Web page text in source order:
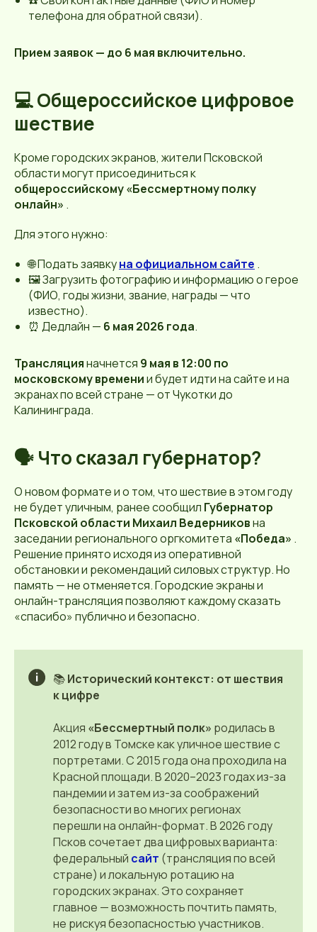
телефона для обратной связи).
Прием заявок — до 6 мая включительно.
💻 Общероссийское цифровое
шествие
Кроме городских экранов, жители Псковской
области могут присоединиться к
общероссийскому «Бессмертному полку
онлайн» .
Для этого нужно:
🌐 Подать заявкуна официальном сайте .
🖼 Загрузить фотографию и информацию о герое
(ФИО, годы жизни, звание, награды — что
известно).
⏰ Дедлайн — 6 мая 2026 года.
Трансляцияначнется 9 мая в 12:00 по
московскому времении будет идти на сайте и на
экранах по всей стране — от Чукотки до
Калининграда.
🗣 Что сказал губернатор?
О новом формате и о том, что шествие в этом году
не будет уличным, ранее сообщил Губернатор
Псковской области Михаил Ведерниковна
заседании регионального оргкомитета «Победа» .
Решение принято исходя из оперативной
обстановки и рекомендаций силовых структур. Но
память — не отменяется. Городские экраны и
онлайн-трансляция позволяют каждому сказать
«спасибо» публично и безопасно.
📚Исторический контекст: от шествия
к цифре
Акция «Бессмертный полк» родилась в
2012 году в Томске как уличное шествие с
портретами. С 2015 года она проходила на
Красной площади. В 2020–2023 годах из-за
пандемии и затем из-за соображений
безопасности во многих регионах
перешли на онлайн-формат. В 2026 году
Псков сочетает два цифровых варианта:
федеральный сайт (трансляция по всей
стране) и локальную ротацию на
городских экранах. Это сохраняет
главное — возможность почтить память,
не рискуя безопасностью участников.